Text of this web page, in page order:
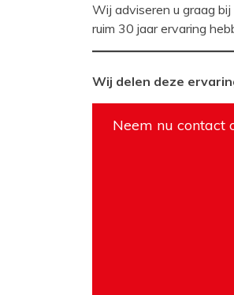
Wij adviseren u graag
ruim 30 jaar ervaring
Wij delen deze
Neem nu contact